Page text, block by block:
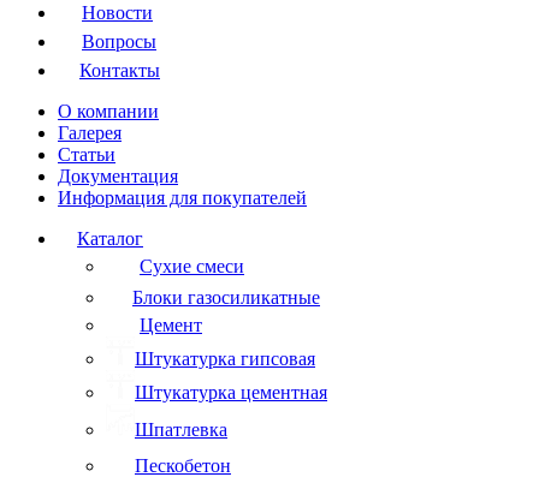
Новости
Вопросы
Контакты
О компании
Галерея
Статьи
Документация
Информация для покупателей
Каталог
Сухие смеси
Блоки газосиликатные
Цемент
Штукатурка гипсовая
Штукатурка цементная
Шпатлевка
Пескобетон